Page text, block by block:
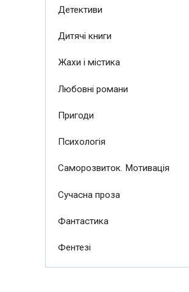
Детективи
Дитячі книги
Жахи і містика
Любовні романи
Пригоди
Психологія
Саморозвиток. Мотивація
Сучасна проза
Фантастика
Фентезі